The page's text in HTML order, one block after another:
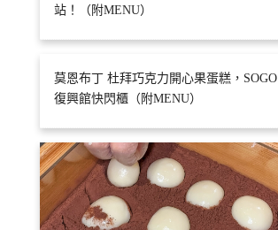
站！（附MENU）
莫恩布丁 杜拜巧克力開心果蛋糕，SOGO
復興館快閃櫃（附MENU）